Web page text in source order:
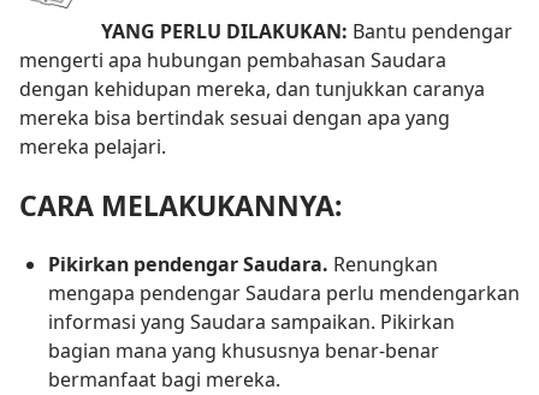
Mengajar
YANG PERLU DILAKUKAN: Bantu pendengar
mengerti apa hubungan pembahasan Saudara
dengan kehidupan mereka, dan tunjukkan caranya
mereka bisa bertindak sesuai dengan apa yang
mereka pelajari.
CARA MELAKUKANNYA:
Pikirkan pendengar Saudara. Renungkan
mengapa pendengar Saudara perlu mendengarkan
informasi yang Saudara sampaikan. Pikirkan
bagian mana yang khususnya benar-benar
bermanfaat bagi mereka.